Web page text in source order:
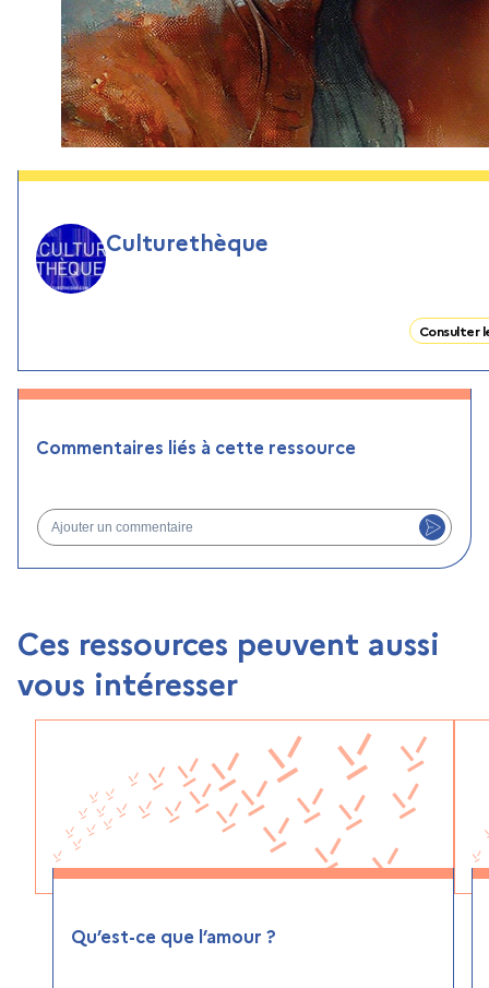
Culturethèque
Consulter
Commentaires liés à cette ressource
Ajouter un commentaire
Ces ressources peuvent aussi
vous intéresser
Qu’est-ce que l’amour ?